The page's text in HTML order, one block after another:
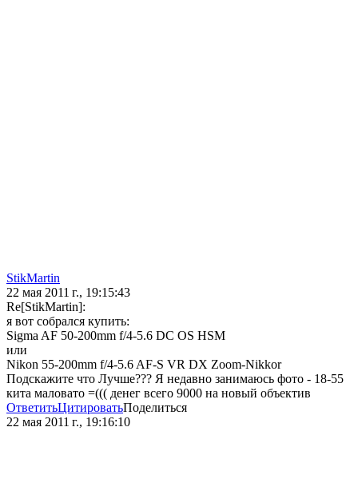
StikMartin
22 мая 2011 г., 19:15:43
Re[StikMartin]:
я вот собрался купить:
Sigma AF 50-200mm f/4-5.6 DC OS HSM
или
Nikon 55-200mm f/4-5.6 AF-S VR DX Zoom-Nikkor
Подскажите что Лучше??? Я недавно занимаюсь фото - 18-55
кита маловато =((( денег всего 9000 на новый объектив
ОтветитьЦитироватьПоделиться
22 мая 2011 г., 19:16:10